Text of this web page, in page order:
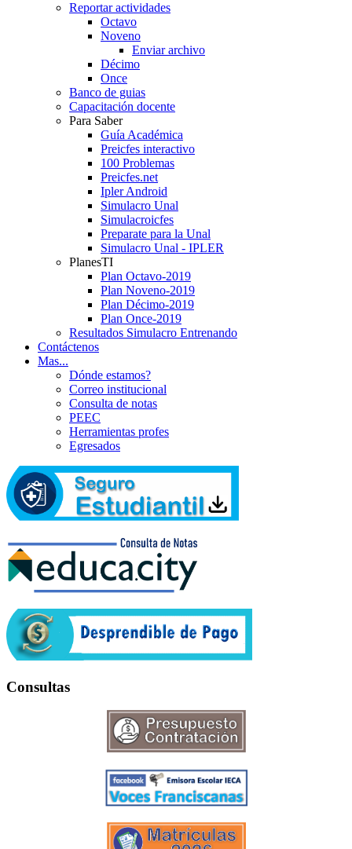
Reportar actividades
Octavo
Noveno
Enviar archivo
Décimo
Once
Banco de guias
Capacitación docente
Para Saber
Guía Académica
Preicfes interactivo
100 Problemas
Preicfes.net
Ipler Android
Simulacro Unal
Simulacroicfes
Preparate para la Unal
Simulacro Unal - IPLER
PlanesTI
Plan Octavo-2019
Plan Noveno-2019
Plan Décimo-2019
Plan Once-2019
Resultados Simulacro Entrenando
Contáctenos
Mas...
Dónde estamos?
Correo institucional
Consulta de notas
PEEC
Herramientas profes
Egresados
Consultas